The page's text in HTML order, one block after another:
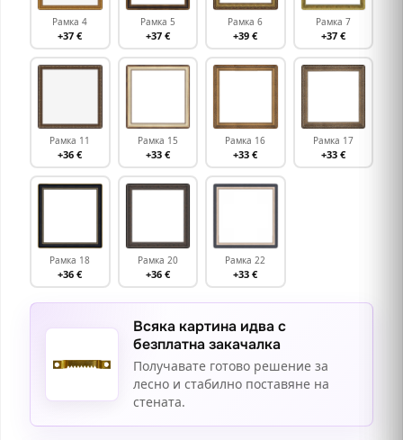
Рамка 4
+37 €
Рамка 5
+37 €
Рамка 6
+39 €
Рамка 7
+37 €
Рамка 11
+36 €
Рамка 15
+33 €
Рамка 16
+33 €
Рамка 17
+33 €
Рамка 18
+36 €
Рамка 20
+36 €
Рамка 22
+33 €
Всяка картина идва с
безплатна закачалка
Получавате готово решение за
лесно и стабилно поставяне на
стената.